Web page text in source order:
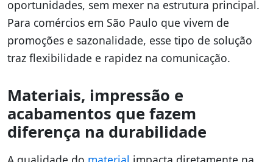
oportunidades, sem mexer na estrutura principal.
Para comércios em São Paulo que vivem de
promoções e sazonalidade, esse tipo de solução
traz flexibilidade e rapidez na comunicação.
Materiais, impressão e
acabamentos que fazem
diferença na durabilidade